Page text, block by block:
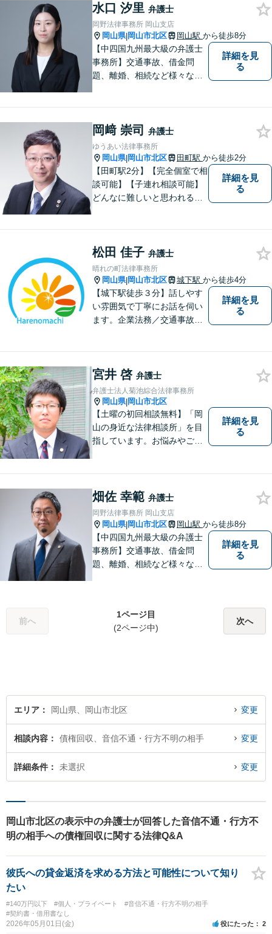
んなささいなことでも構いま
せん。お気軽にご相談くださ
い。【土曜日も受付可能】
【専用駐車場あり】
水口 汐里 弁護士
岡野法律事務所 岡山支店
岡山県|岡山市北区 岡山駅 から徒歩8分
【中四国九州最大級の弁護士
事務所】交通事故、借金問
題、離婚、相続など様々な問
い！
詳細を見
る
岡﨑 崇司 弁護士
ゆうあい法律事務所
岡山県|岡山市北区 田町駅 から徒歩2分
【田町駅2分】【完全個室で相
談可能】【子連れ相談可能】
どんなに難しいと思われる案
ている皆さまの現状を良い方
向に変化させることができる
ように全力を尽くします。
詳細を見
る
松田 佳子 弁護士
晴れの町法律事務所
岡山県|岡山市北区 城下駅 から徒歩4分
【城下駅徒歩３分】話しやす
い雰囲気で丁寧にお話を伺い
ます。企業法務／交通事故／
詳細を見
る
宮井 啓 弁護士
弁護士法人菊池綜合法律事務所
岡山県|岡山市北区
【土曜の初回相談無料】「岡
山の身近な法律相談所」を目
指しています。お悩みやご不
でも構いません。お気軽にご
相談ください。【土曜日も受
付可能】【専用駐車場あり】
詳細を見
る
畑佐 幸範 弁護士
岡野法律事務所 岡山支店
岡山県|岡山市北区 岡山駅 から徒歩8分
【中四国九州最大級の弁護士
事務所】交通事故、借金問
題、離婚、相続など様々な問
詳細を見
る
前へ
1ページ目
(2ページ中)
次へ
エリア 岡山県、岡山市北区 変更
相談内容 債権回収、音信不通・行方不明の相手 変更
詳細条件 未選択 変更
岡山市北区の表示中の弁護士が回答した音信不通・行方不
明の相手への債権回収に関する法律Q&A
彼氏への貸金返済を求める方法と可能性について知り
たい
#140万円以下 #個人・プライベート
#音信不通・行方不明の相手
#契約書・借用書なし
2026年05月01日(金) 役にたった 2